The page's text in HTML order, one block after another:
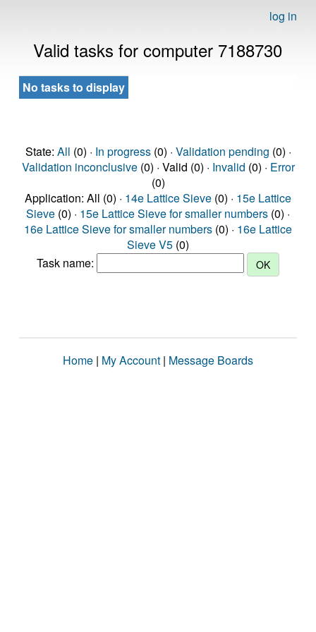
log in
Valid tasks for computer 7188730
No tasks to display
State: All (0) · In progress(0) · Validation pending (0) ·
Validation inconclusive(0) · Valid (0) · Invalid (0) · Error
(0)
Application: All (0) · 14e Lattice Sieve (0) · 15e Lattice
Sieve (0) · 15e Lattice Sieve for smaller numbers (0) ·
16e Lattice Sieve for smaller numbers (0) · 16e Lattice
Sieve V5 (0)
Task name:
Home | My Account | Message Boards